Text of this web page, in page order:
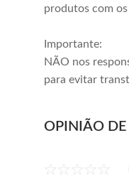
produtos com
Importante:
NÃO nos
para evitar
OPINIÃO
Parachoque
Dianteiro
2019 2020
R$